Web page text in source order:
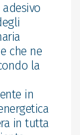
che ne
la
in
in tutta